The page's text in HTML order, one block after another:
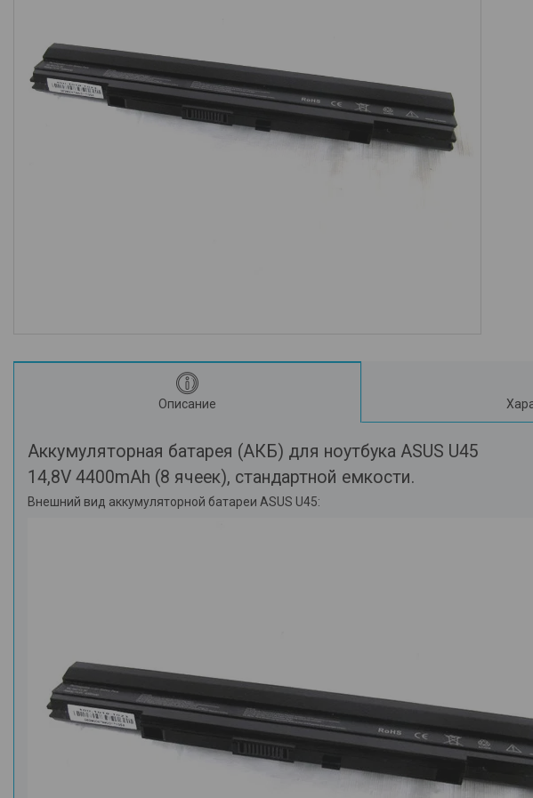
Описание
Аккумуляторная батарея (АКБ) для ноутбука ASUS U45
14,8V 4400mAh (8 ячеек), стандартной емкости.
Внешний вид аккумуляторной батареи ASUS U45: